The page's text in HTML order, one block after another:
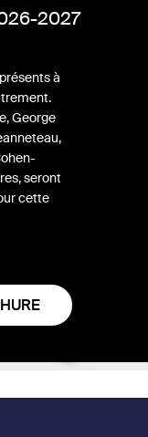
2027
à
George
seront
cette